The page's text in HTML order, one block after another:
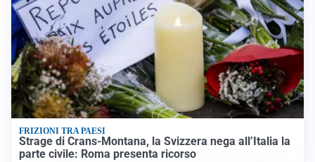
FRIZIONI TRA PAESI
Strage di Crans-Montana, la Svizzera nega all’Italia la
parte civile: Roma presenta ricorso